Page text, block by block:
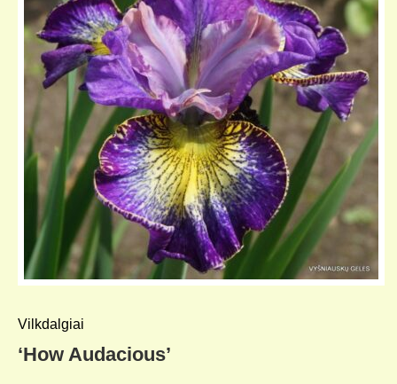
Vilkdalgiai
‘How Audacious’